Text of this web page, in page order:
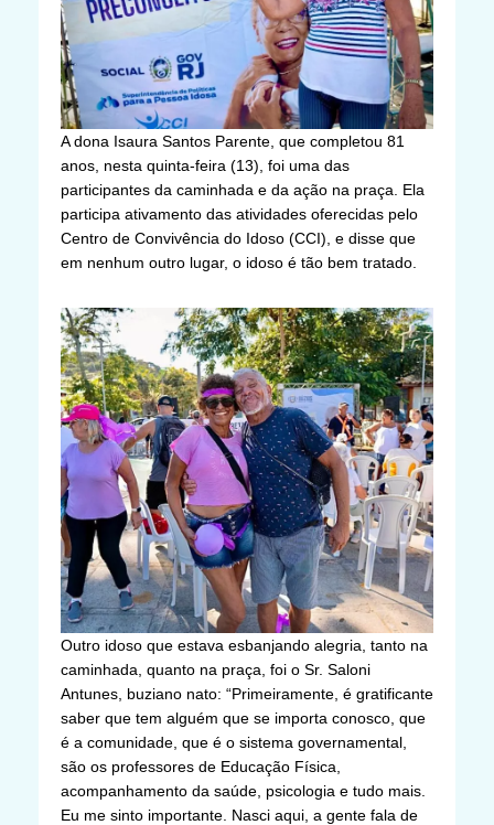
A dona Isaura Santos Parente, que completou 81
anos, nesta quinta-feira (13), foi uma das
participantes da caminhada e da ação na praça. Ela
participa ativamento das atividades oferecidas pelo
Centro de Convivência do Idoso (CCI), e disse que
em nenhum outro lugar, o idoso é tão bem tratado.
Outro idoso que estava esbanjando alegria, tanto na
caminhada, quanto na praça, foi o Sr. Saloni
Antunes, buziano nato: “Primeiramente, é gratificante
saber que tem alguém que se importa conosco, que
é a comunidade, que é o sistema governamental,
são os professores de Educação Física,
acompanhamento da saúde, psicologia e tudo mais.
Eu me sinto importante. Nasci aqui, a gente fala de